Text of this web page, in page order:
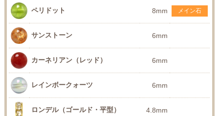
ペリドット 8mm メイン石
サンストーン 6mm
カーネリアン（レッド） 6mm
レインボークォーツ 6mm
ロンデル（ゴールド・平型） 4.8mm